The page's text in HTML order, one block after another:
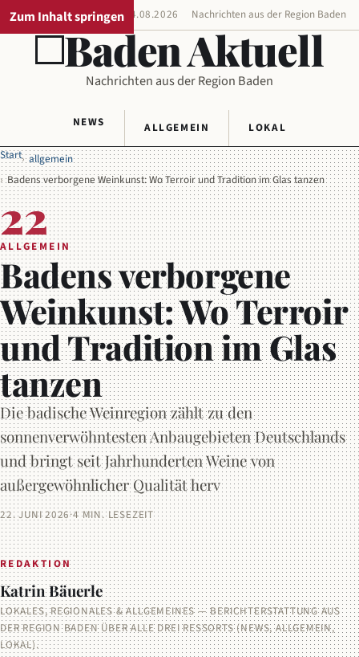
Zum Inhalt springen
REGIONALAUSGABE 04.08.2026 Nachrichten aus der Region Baden
Baden Aktuell
Nachrichten aus der Region Baden
NEWS ALLGEMEIN
LOKAL
Start allgemein
Badens verborgene Weinkunst: Wo Terroir und Tradition im Glas tanzen
22
ALLGEMEIN
Badens verborgene
Weinkunst: Wo Terroir
und Tradition im Glas
tanzen
Die badische Weinregion zählt zu den
sonnenverwöhntesten Anbaugebieten Deutschlands
und bringt seit Jahrhunderten Weine von
außergewöhnlicher Qualität herv
22. JUNI 2026·4 MIN. LESEZEIT
REDAKTION
Katrin Bäuerle
LOKALES, REGIONALES & ALLGEMEINES — BERICHTERSTATTUNG AUS
DER REGION BADEN ÜBER ALLE DREI RESSORTS (NEWS, ALLGEMEIN,
LOKAL).